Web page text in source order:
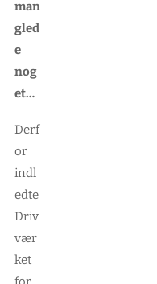
man
gled
e
nog
et…
Derf
or
indl
edte
Driv
vær
ket